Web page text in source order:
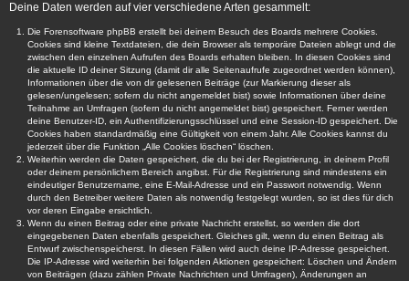
Deine Daten werden auf vier verschiedene Arten gesammelt:
Die Forensoftware phpBB erstellt bei deinem Besuch des Boards mehrere Cookies.
Cookies sind kleine Textdateien, die dein Browser als temporäre Dateien ablegt und die
zwischen den einzelnen Aufrufen des Boards erhalten bleiben. In diesen Cookies sind
die aktuelle ID deiner Sitzung (damit dir alle Seitenaufrufe zugeordnet werden können),
Informationen über die von dir gelesenen Beiträge (zur Markierung dieser als
gelesen/ungelesen; sofern du nicht angemeldet bist) sowie Informationen über deine
Teilnahme an Umfragen (sofern du nicht angemeldet bist) gespeichert. Ferner werden
deine Benutzer-ID, ein Authentifizierungsschlüssel und eine Session-ID gespeichert. Die
Cookies haben standardmäßig eine Gültigkeit von einem Jahr. Alle Cookies kannst du
jederzeit über die Funktion „Alle Cookies löschen“ löschen.
Weiterhin werden die Daten gespeichert, die du bei der Registrierung, in deinem Profil
oder deinem persönlichem Bereich angibst. Für die Registrierung sind mindestens ein
eindeutiger Benutzername, eine E-Mail-Adresse und ein Passwort notwendig. Wenn
durch den Betreiber weitere Daten als notwendig festgelegt wurden, so ist dies für dich
vor deren Eingabe ersichtlich.
Wenn du einen Beitrag oder eine private Nachricht erstellst, so werden die dort
eingegebenen Daten ebenfalls gespeichert. Gleiches gilt, wenn du einen Beitrag als
Entwurf zwischenspeicherst. In diesen Fällen wird auch deine IP-Adresse gespeichert.
Die IP-Adresse wird weiterhin bei folgenden Aktionen gespeichert: Löschen und Ändern
von Beiträgen (dazu zählen Private Nachrichten und Umfragen), Änderungen an